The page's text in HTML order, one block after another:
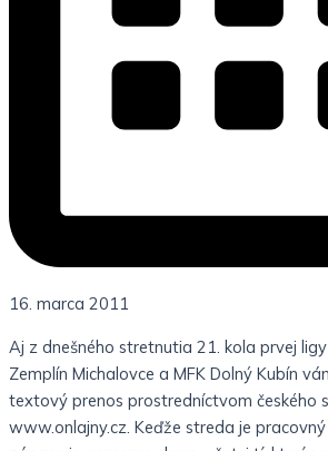
16. marca 2011
Aj z dnešného stretnutia 21. kola prvej
Zemplín Michalovce a MFK Dolný Kubín
textový prenos prostredníctvom českého
www.onlajny.cz. Keďže streda je